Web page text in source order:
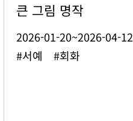
큰 그림 명작
2026-01-20~2026-04-12
#서예 #회화